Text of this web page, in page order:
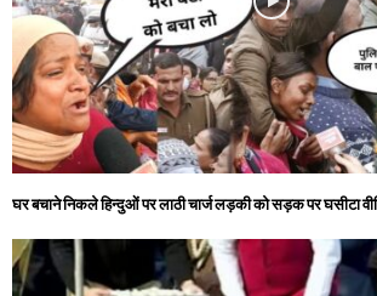
घर बचाने निकले हिन्दुओं पर लाठी चार्ज लड़की को सड़क पर घसीटा